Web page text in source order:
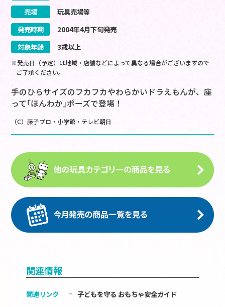
売場
玩具売場等
発売時期
2004年4月下旬発売
対象年齢
3歳以上
※発売日（予定）は地域・店舗などによって異なる場合がございますので
ご了承ください。
手のひらサイズのフカフカやわらかいドラえもんが、座
って｢ほんわか｣ポーズで登場！
（C）藤子プロ・小学館・テレビ朝日
関連情報
関連リンク 子どもを守る おもちゃ安全ガイド